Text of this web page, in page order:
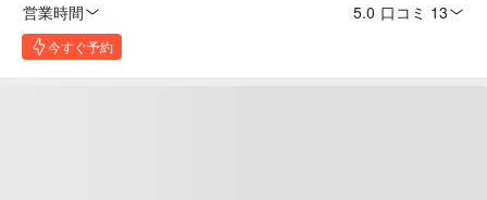
営業時間
5.0 口コミ 13
今すぐ予約